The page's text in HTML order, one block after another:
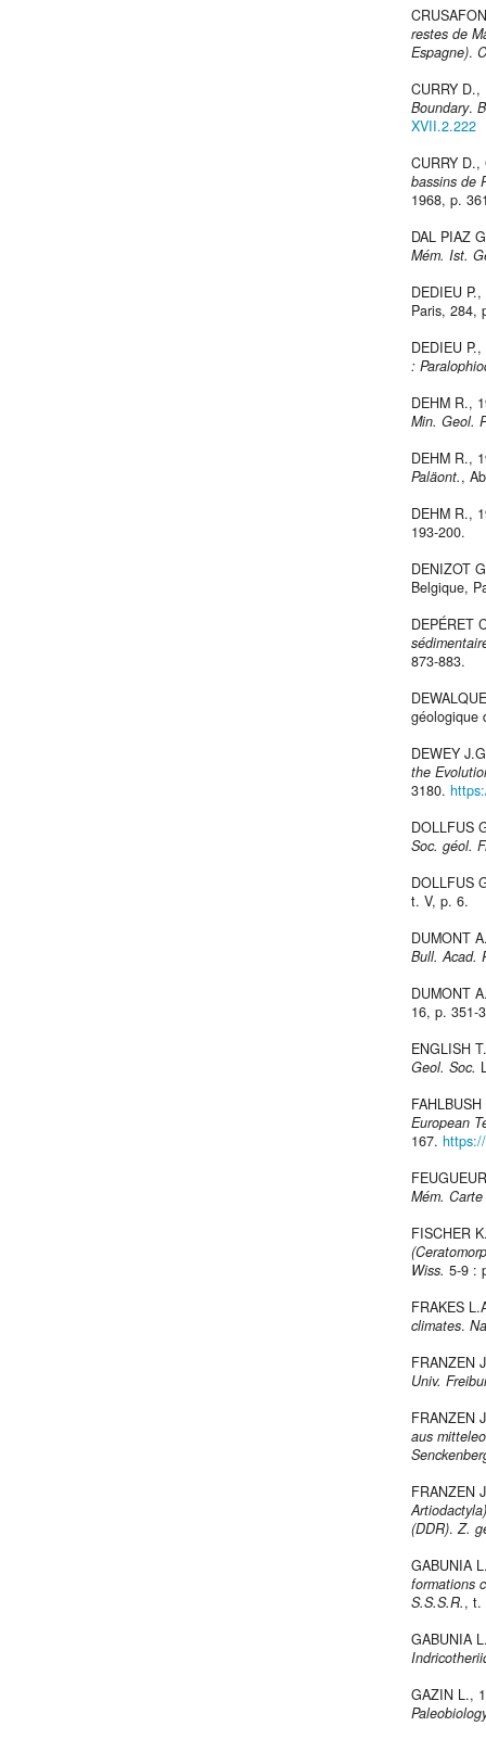
restes de
Espagne).
CURRY
Boundary.
XVII.2.222
CURRY
bassins de
1968, p.
DAL PIAZ
Mém. Ist.
DEDIEU
Paris, 284,
DEDIEU
:
DEHM R.,
Min. Geol.
DEHM R.,
Paläont.,
DEHM R.,
193-200.
DENIZOT
Belgique,
873-883.
géologique
DEWEY
the
3180.
DOLLFUS
Soc. géol.
DOLLFUS
t. V, p. 6.
DUMONT
Bull. Acad.
DUMONT
16, p. 351-
ENGLISH
Geol. Soc.
European
167.
Mém.
FISCHER
Wiss. 5-9 :
FRAKES
climates.
Univ.
aus
FRANZEN
(DDR).Z.
GABUNIA
formations
S.S.S.R., t.
GABUNIA
GAZIN L.,